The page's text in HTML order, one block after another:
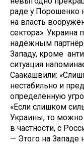
раде у Порошенко
на власть
сектора». Украина
надёжным
Западу, кроме
ситуация
Саакашвили:
нестабильно и
определённую
«Если слишком
Украины, то можно
в частности, с
— Этого на Западе